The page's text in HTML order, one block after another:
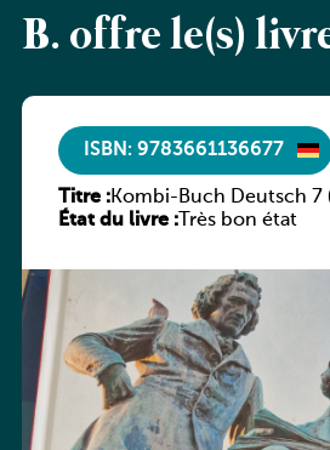
B. offre le(s)
ISBN: 9783661136677
Titre :Kombi-Buch Deutsch 7
Luxemburg)
État du livre :Très bon état